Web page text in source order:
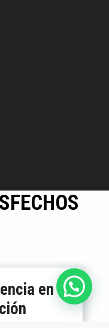
en